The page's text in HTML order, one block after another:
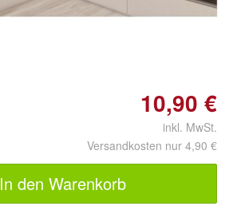
10,90 €
inkl. MwSt.
Versandkosten nur 4,90 €
In den Warenkorb